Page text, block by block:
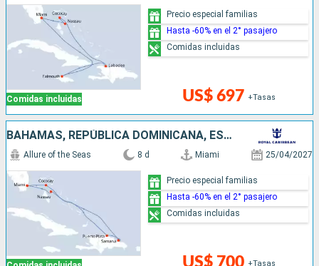
Comidas incluidas US$ 697 +Tasas
Precio especial familias
Hasta -60% en el 2° pasajero
Comidas incluidas
BAHAMAS, REPÚBLICA DOMINICANA, ESTADOS UNIDOS
Allure of the Seas 8 d Miami 25/04/2027
US$ 700 +Tasas
Precio especial familias
Hasta -60% en el 2° pasajero
Comidas incluidas